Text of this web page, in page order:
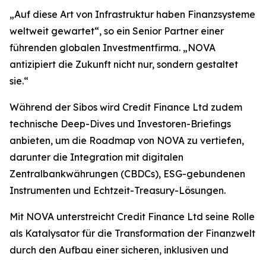
„Auf diese Art von Infrastruktur haben Finanzsysteme
weltweit gewartet“, so ein Senior Partner einer
führenden globalen Investmentfirma. „NOVA
antizipiert die Zukunft nicht nur, sondern gestaltet
sie.“
Während der Sibos wird Credit Finance Ltd zudem
technische Deep-Dives und Investoren-Briefings
anbieten, um die Roadmap von NOVA zu vertiefen,
darunter die Integration mit digitalen
Zentralbankwährungen (CBDCs), ESG-gebundenen
Instrumenten und Echtzeit-Treasury-Lösungen.
Mit NOVA unterstreicht Credit Finance Ltd seine Rolle
als Katalysator für die Transformation der Finanzwelt
durch den Aufbau einer sicheren, inklusiven und